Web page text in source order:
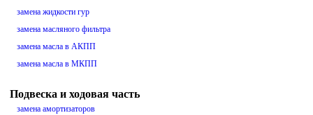
замена жидкости гур
замена масляного фильтра
замена масла в АКПП
замена масла в МКПП
Подвеска и ходовая часть
замена амортизаторов